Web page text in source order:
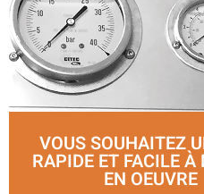
VOUS SOUHAITEZ
RAPIDE ET FACILE À
EN OEUVRE